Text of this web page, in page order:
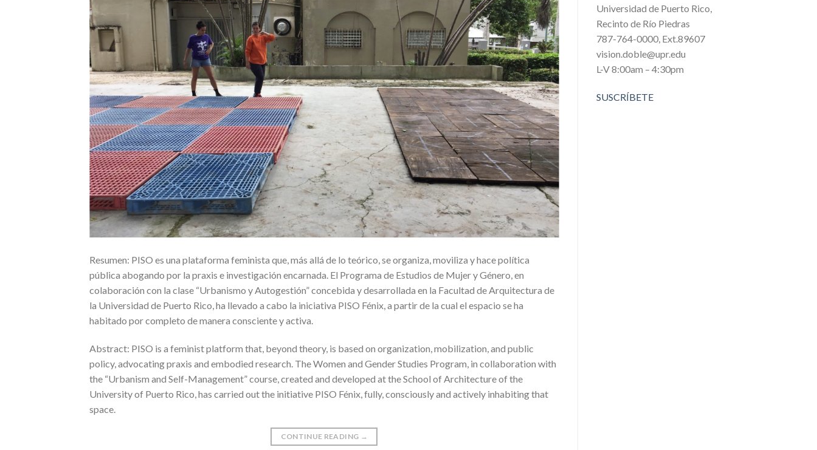
Resumen: PISO es una plataforma feminista que, más allá de lo teórico, se organiza, moviliza y hace política
pública abogando por la praxis e investigación encarnada. El Programa de Estudios de Mujer y Género, en
colaboración con la clase “Urbanismo y Autogestión” concebida y desarrollada en la Facultad de Arquitectura de
la Universidad de Puerto Rico, ha llevado a cabo la iniciativa PISO Fénix, a partir de la cual el espacio se ha
habitado por completo de manera consciente y activa.
Abstract: PISO is a feminist platform that, beyond theory, is based on organization, mobilization, and public
policy, advocating praxis and embodied research. The Women and Gender Studies Program, in collaboration with
the “Urbanism and Self-Management” course, created and developed at the School of Architecture of the
University of Puerto Rico, has carried out the initiative PISO Fénix, fully, consciously and actively inhabiting that
space.
CONTINUE READING →
Universidad de Puerto Rico,
Recinto de Río Piedras
787-764-0000, Ext.89607
vision.doble@upr.edu
L-V 8:00am – 4:30pm
SUSCRÍBETE